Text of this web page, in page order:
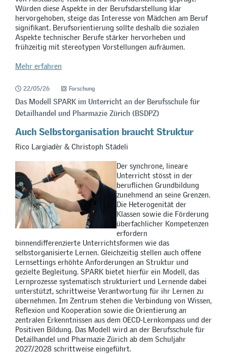
Würden diese Aspekte in der Berufsdarstellung klar
hervorgehoben, steige das Interesse von Mädchen am Beruf
signifikant. Berufsorientierung sollte deshalb die sozialen
Aspekte technischer Berufe stärker hervorheben und
frühzeitig mit stereotypen Vorstellungen aufräumen.
Mehr erfahren
22/05/26 Forschung
Das Modell SPARK im Unterricht an der Berufsschule für
Detailhandel und Pharmazie Zürich (BSDPZ)
Auch Selbstorganisation braucht Struktur
Rico Largiadèr & Christoph Städeli
Der synchrone, lineare
Unterricht stösst in der
beruflichen Grundbildung
zunehmend an seine Grenzen.
Die Heterogenität der
Klassen sowie die Förderung
überfachlicher Kompetenzen
erfordern
binnendifferenzierte Unterrichtsformen wie das
selbstorganisierte Lernen. Gleichzeitig stellen auch offene
Lernsettings erhöhte Anforderungen an Struktur und
gezielte Begleitung. SPARK bietet hierfür ein Modell, das
Lernprozesse systematisch strukturiert und Lernende dabei
unterstützt, schrittweise Verantwortung für ihr Lernen zu
übernehmen. Im Zentrum stehen die Verbindung von Wissen,
Reflexion und Kooperation sowie die Orientierung an
zentralen Erkenntnissen aus dem OECD-Lernkompass und der
Positiven Bildung. Das Modell wird an der Berufsschule für
Detailhandel und Pharmazie Zürich ab dem Schuljahr
2027/2028 schrittweise eingeführt.